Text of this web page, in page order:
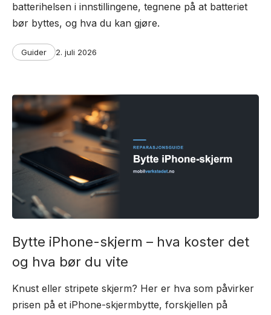
batterihelsen i innstillingene, tegnene på at batteriet
bør byttes, og hva du kan gjøre.
Categories
Guider
Post
2. juli 2026
Bytte iPhone-skjerm – hva koster det
og hva bør du vite
Knust eller stripete skjerm? Her er hva som påvirker
prisen på et iPhone-skjermbytte, forskjellen på